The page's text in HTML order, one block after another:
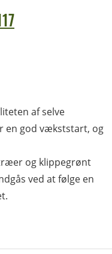
af selve
en god vækststart, og
og klippegrønt
ved at følge en